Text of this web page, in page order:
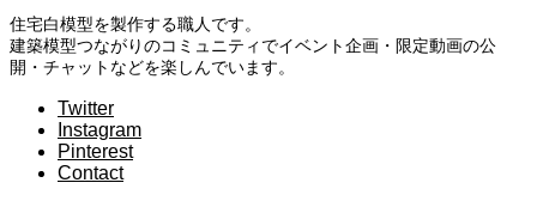
住宅白模型を製作する職人です。
建築模型つながりのコミュニティでイベント企画・限定動画の公
開・チャットなどを楽しんでいます。
Twitter
Instagram
Pinterest
Contact